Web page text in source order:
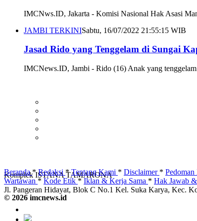
IMCNws.ID, Jakarta - Komisi Nasional Hak Asasi
JAMBI TERKINISabtu, 16/07/2022 21:55:15 WIB
Jasad Rido yang Tenggelam di Sungai
IMCNews.ID, Jambi - Rido (16) Anak yang
Komplek ISTANA TAMARONA
Jl. Pangeran Hidayat, Blok C No.1 Kel. Suka Karya, Kec.
Beranda*Redaksi *Tentang Kami * Disclaimer *
Wartawan * Kode Etik * Iklan & Kerja Sama * Hak Jawab
© 2026 imcnews.id